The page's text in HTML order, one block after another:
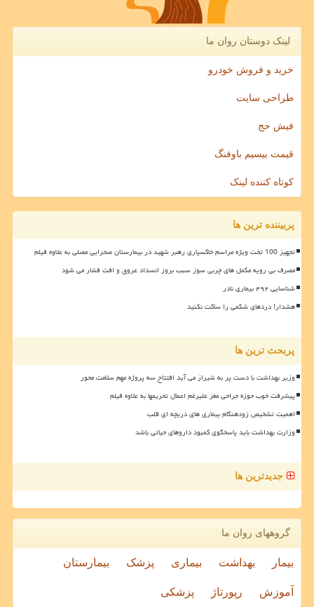
لینک دوستان روان ما
خرید و فروش خودرو
طراحی سایت
فیش حج
قیمت بیسیم باوفنگ
کوتاه کننده لینک
پربیننده ترین ها
تجهیز 100 تخت ویژه مراسم خاکسپاری رهبر شهید در بیمارستان صحرایی مصلی به علاوه فیلم
مصرف بی رویه مکمل های چربی سوز سبب بروز انسداد عروق و افت فشار می شود
شناسایی ۴۹۲ بیماری نادر
هشدار! دردهای شکمی را ساکت نکنید
پربحث ترین ها
وزیر بهداشت با دست پر به شیراز می آید افتتاح سه پروژه مهم سلامت محور
پیشرفت خوب حوزه جراحی مغز علیرغم اعمال تحریمها به علاوه فیلم
اهمیت تشخیص زودهنگام بیماری های دریچه ای قلب
وزارت بهداشت باید پاسخگوی کمبود داروهای حیاتی باشد
جدیدترین ها
گروههای روان ما
بیمار بهداشت بیماری پزشک بیمارستان
آموزش رپورتاژ پزشکی